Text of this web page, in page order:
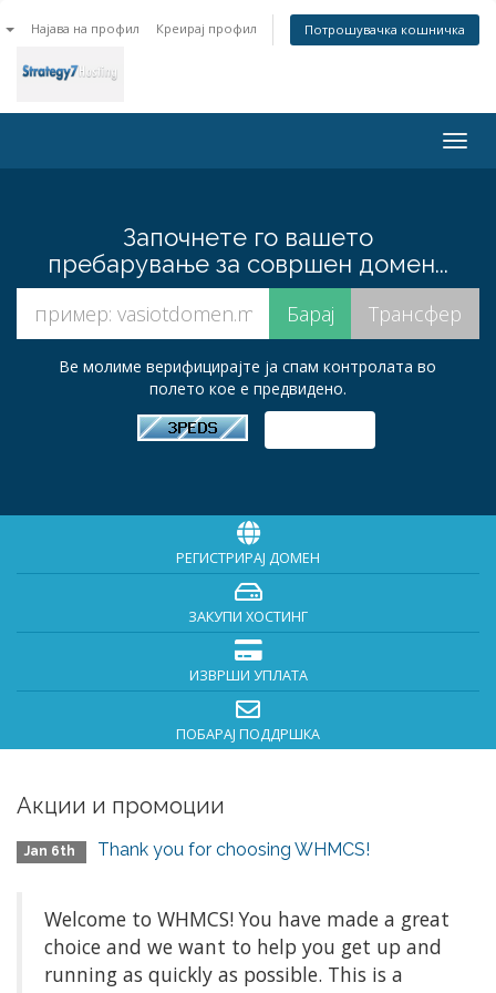
Најава на профил Креирај профил Потрошувачка кошничка
Започнете го вашето
пребарување за совршен домен...
Ве молиме верифицирајте ја спам контролата во
полето кое е предвидено.
РЕГИСТРИРАЈ ДОМЕН
ЗАКУПИ ХОСТИНГ
ИЗВРШИ УПЛАТА
ПОБАРАЈ ПОДДРШКА
Акции и промоции
Jan 6th Thank you for choosing WHMCS!
Welcome to WHMCS! You have made a great
choice and we want to help you get up and
running as quickly as possible. This is a